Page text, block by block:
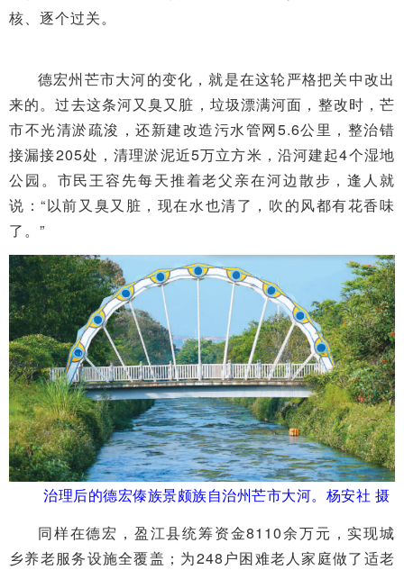
核、逐个过关。
德宏州芒市大河的变化，就是在这轮严格把关中改出
来的。过去这条河又臭又脏，垃圾漂满河面，整改时，芒
市不光清淤疏浚，还新建改造污水管网5.6公里，整治错
接漏接205处，清理淤泥近5万立方米，沿河建起4个湿地
公园。市民王容先每天推着老父亲在河边散步，逢人就
说：“以前又臭又脏，现在水也清了，吹的风都有花香味
了。”
治理后的德宏傣族景颇族自治州芒市大河。 杨安社 摄
同样在德宏，盈江县统筹资金8110余万元，实现城
乡养老服务设施全覆盖；为248户困难老人家庭做了适老